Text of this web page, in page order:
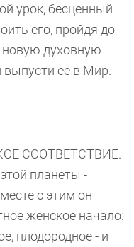
урок, бесценный
его, пройдя до
новую духовную
выпусти ее в Мир.
СООТВЕТСТВИЕ.
планеты -
с этим он
женское начало:
плодородное - и